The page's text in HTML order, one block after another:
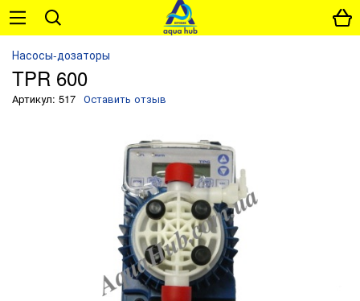
Насосы-дозаторы
TPR 600
Артикул: 517 Оставить отзыв